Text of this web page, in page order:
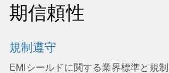
期信頼性
規制遵守
EMIシールドに関する業界標準と規制